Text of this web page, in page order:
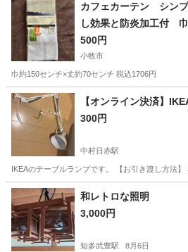
カフェカーテン シン
し効果と防炎加工付
チ
500円
小牧市
巾約150センチ×丈約70センチ 税込1706円
愛知 小牧市 カーテン、ブラインド
【オンライン決済】
300円
中村日赤駅
IKEAのテーブルランプです。 【お引き渡し方法
愛知 名古屋市 中村日赤駅
和レトロな照明
3,000円
知多武豊駅 8月6日